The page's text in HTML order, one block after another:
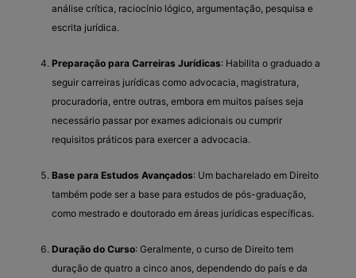
análise crítica, raciocínio lógico, argumentação, pesquisa e
escrita jurídica.
Preparação para Carreiras Jurídicas: Habilita o graduado a
seguir carreiras jurídicas como advocacia, magistratura,
procuradoria, entre outras, embora em muitos países seja
necessário passar por exames adicionais ou cumprir
requisitos práticos para exercer a advocacia.
Base para Estudos Avançados: Um bacharelado em Direito
também pode ser a base para estudos de pós-graduação,
como mestrado e doutorado em áreas jurídicas específicas.
Duração do Curso: Geralmente, o curso de Direito tem
duração de quatro a cinco anos, dependendo do país e da